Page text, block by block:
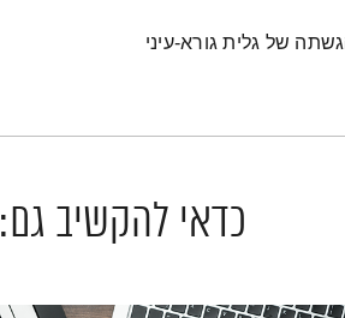
של גלית גורא-עיני
כדאי להקשיב גם: